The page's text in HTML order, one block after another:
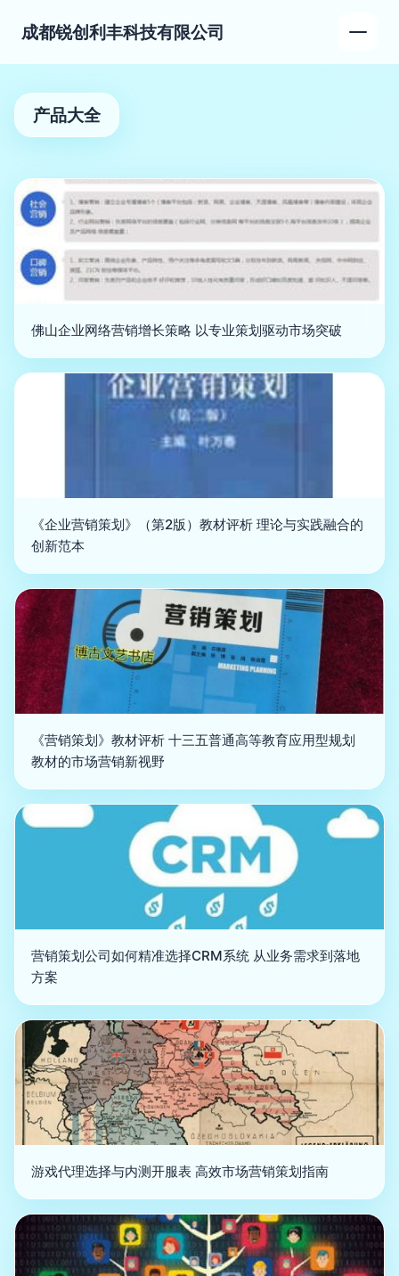
成都锐创利丰科技有限公司
产品大全
佛山企业网络营销增长策略 以专业策划驱动市场突破
《企业营销策划》（第2版）教材评析 理论与实践融合的
创新范本
《营销策划》教材评析 十三五普通高等教育应用型规划
教材的市场营销新视野
营销策划公司如何精准选择CRM系统 从业务需求到落地
方案
游戏代理选择与内测开服表 高效市场营销策划指南